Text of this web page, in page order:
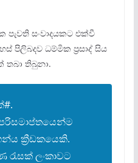
පැවති සංවාදයකට එක්වී
පිලිබදව ධම්මික ප‍්‍රසාද් සිය
තිබුනා.
ක්රීඩකයෙකි.
රැසක් ලංකාවට